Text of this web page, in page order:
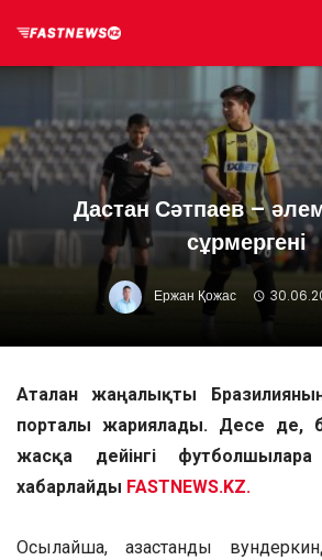
Дастан Сәтпаев –
сұрмергені
Ержан Қожас
Аталған жаңалықты
порталы жариялады. Десе де,
жасқа дейінгі
хабарлайды FASTNEWS.KZ.
Осылайша, қазақстандық